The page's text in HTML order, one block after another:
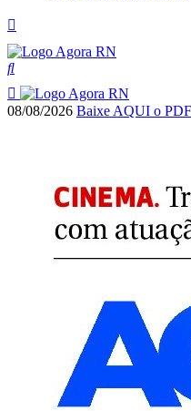
08/08/2026 Baixe AQUI o PDF